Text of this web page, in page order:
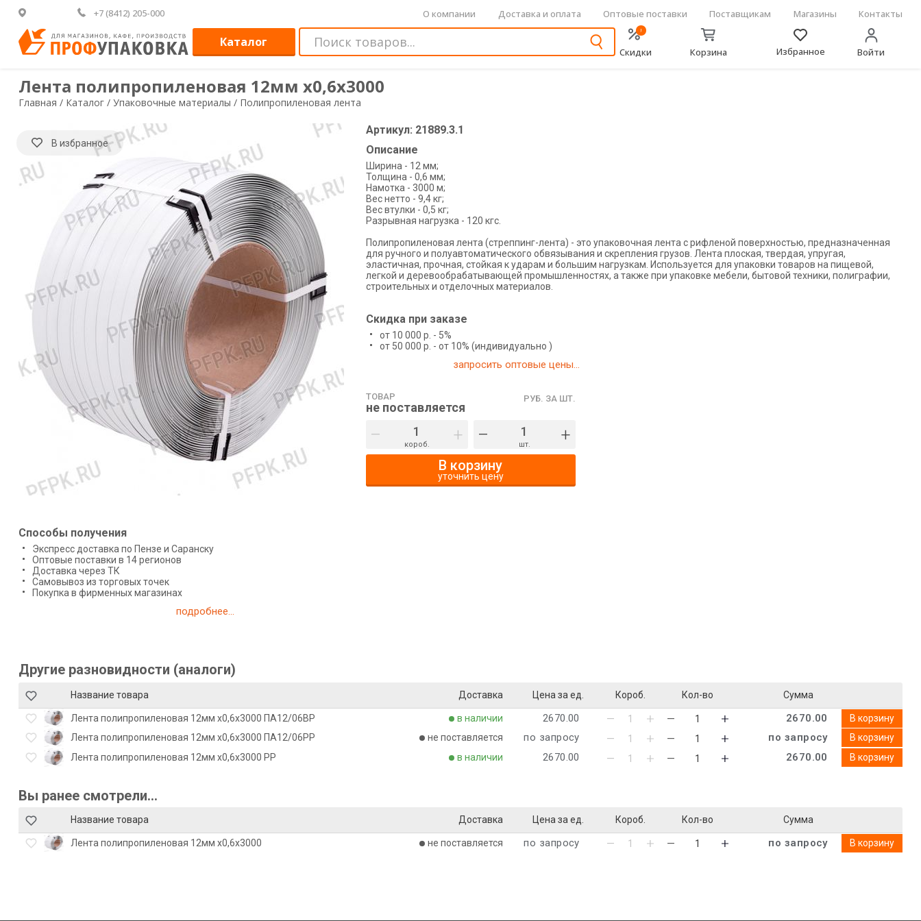
+7 (8412) 205-000 О компании Доставка и оплата Оптовые поставки Поставщикам Магазины Контакты
Каталог
!
Скидки Корзина Избранное Войти
Лента полипропиленовая 12мм х0,6х3000
Главная / Каталог / Упаковочные материалы / Полипропиленовая лента
В избранное
Артикул: 21889.3.1
Описание
Ширина - 12 мм;
Толщина - 0,6 мм;
Намотка - 3000 м;
Вес нетто - 9,4 кг;
Вес втулки - 0,5 кг;
Разрывная нагрузка - 120 кгс.
Полипропиленовая лента (стреппинг-лента) - это упаковочная лента с рифленой поверхностью, предназначенная
для ручного и полуавтоматического обвязывания и скрепления грузов. Лента плоская, твердая, упругая,
эластичная, прочная, стойкая к ударам и большим нагрузкам. Используется для упаковки товаров на пищевой,
легкой и деревообрабатывающей промышленностях, а также при упаковке мебели, бытовой техники, полиграфии,
строительных и отделочных материалов.
Скидка при заказе
от 10 000 р. - 5%
от 50 000 р. - от 10% (индивидуально )
запросить оптовые цены...
ТОВАР
не поставляется
РУБ. ЗА ШТ.
– короб. + – шт. +
В корзину
уточнить цену
Способы получения
Экспресс доставка по Пензе и Саранску
Оптовые поставки в 14 регионов
Доставка через ТК
Самовывоз из торговых точек
Покупка в фирменных магазинах
подробнее...
Другие разновидности (аналоги)
Название товара Доставка Цена за ед. Короб. Кол-во Сумма
Лента полипропиленовая 12мм х0,6х3000 ПА12/06ВР в наличии 2670.00 2670.00
В корзину
Лента полипропиленовая 12мм х0,6х3000 ПА12/06РР
не поставляется по запросу по запросу
В корзину
Лента полипропиленовая 12мм х0,6х3000 РР
в наличии 2670.00 2670.00 В корзину
Вы ранее смотрели...
Название товара Доставка Цена за ед. Короб. Кол-во Сумма
Лента полипропиленовая 12мм х0,6х3000 не поставляется по запросу по запросу В корзину